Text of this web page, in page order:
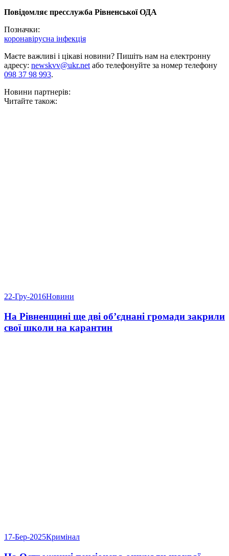
Повідомляє пресслужба Рівненської ОДА
Позначки:
коронавірусна інфекція
Маєте важливі і цікаві новини? Пишіть нам на електронну
адресу: newskvv@ukr.netабо телефонуйте за номер телефону
098 37 98 993.
Новини партнерів:
Читайте також:
22-Гру-2016Новини
На Рівненщині ще дві об’єднані громади закрили
свої школи на карантин
17-Бер-2025Кримінал